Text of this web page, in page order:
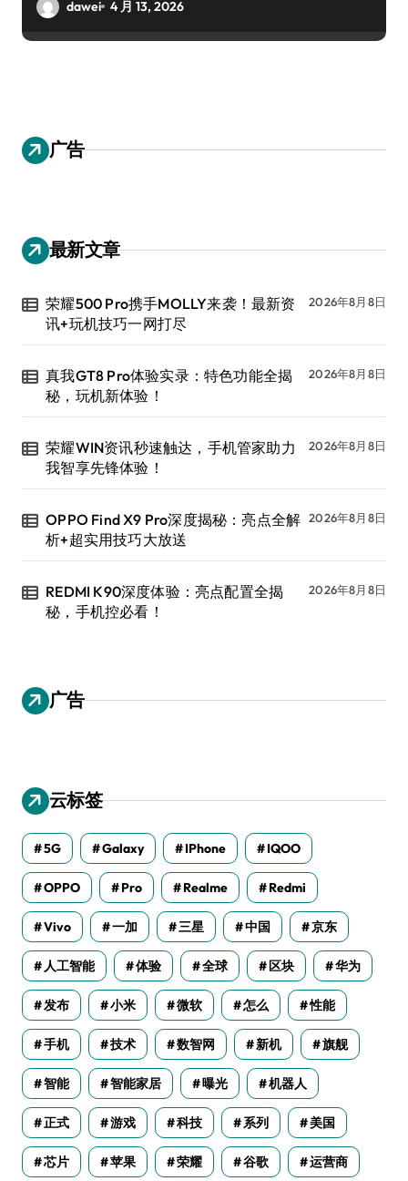
dawei 4 月 13, 2026
广告
最新文章
荣耀500 Pro携手MOLLY来袭！最新资
讯+玩机技巧一网打尽
2026年8月8日
真我GT8 Pro体验实录：特色功能全揭
秘，玩机新体验！
2026年8月8日
荣耀WIN资讯秒速触达，手机管家助力
我智享先锋体验！
2026年8月8日
OPPO Find X9 Pro深度揭秘：亮点全解
析+超实用技巧大放送
2026年8月8日
REDMI K90深度体验：亮点配置全揭
秘，手机控必看！
2026年8月8日
广告
云标签
5G Galaxy IPhone IQOO
OPPO Pro Realme Redmi
Vivo 一加 三星 中国 京东
人工智能 体验 全球 区块 华为
发布 小米 微软 怎么 性能
手机 技术 数智网 新机 旗舰
智能 智能家居 曝光 机器人
正式 游戏 科技 系列 美国
芯片 苹果 荣耀 谷歌 运营商